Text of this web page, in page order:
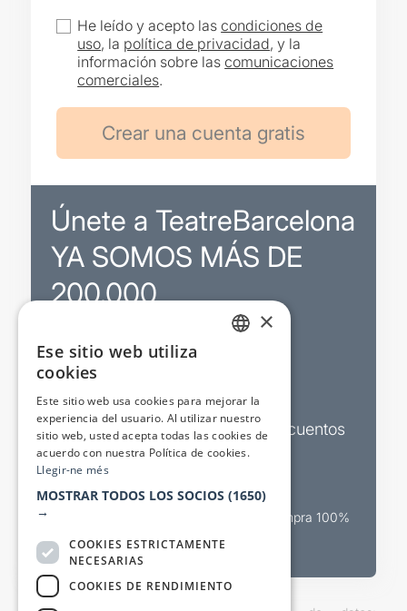
He leído y acepto lascondiciones de
uso, la política de privacidad, y la
información sobre lascomunicaciones
comerciales.
Únete a TeatreBarcelona
YA SOMOS MÁS DE
200.000
Promociones
Boletines de actualidad y descuentos
Valora espectáculos
Canal oficial de venta teatral Compra 100%
×
Ese sitio web utiliza
cookies
Este sitio web usa cookies para mejorar la
experiencia del usuario. Al utilizar nuestro
sitio web, usted acepta todas las cookies de
acuerdo con nuestra Política de cookies.
Llegir-ne més
MOSTRAR TODOS LOS SOCIOS (1650)
→
COOKIES ESTRICTAMENTE
NECESARIAS
COOKIES DE RENDIMIENTO